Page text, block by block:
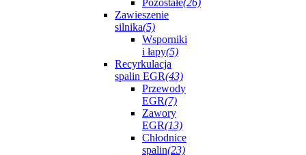
Zawieszenie
silnika(5)
Wsporniki
i łapy(5)
Recyrkulacja
spalin EGR(43)
Przewody
EGR(7)
Zawory
EGR(13)
Chłodnice
spalin(23)